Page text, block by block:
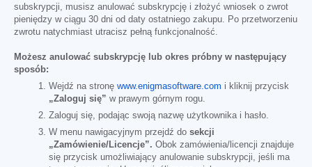
subskrypcji, musisz anulować subskrypcję i złożyć wniosek o zwrot
pieniędzy w ciągu 30 dni od daty ostatniego zakupu. Po przetworzeniu
zwrotu natychmiast utracisz pełną funkcjonalność.
Możesz anulować subskrypcję lub okres próbny w następujący
sposób:
Wejdź na stronę www.enigmasoftware.com i kliknij przycisk
„Zaloguj się” w prawym górnym rogu.
Zaloguj się, podając swoją nazwę użytkownika i hasło.
W menu nawigacyjnym przejdź do sekcji
„Zamówienie/Licencje”. Obok zamówienia/licencji znajduje
się przycisk umożliwiający anulowanie subskrypcji, jeśli ma